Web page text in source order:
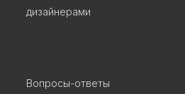
дизайнерами
Вопросы-ответы